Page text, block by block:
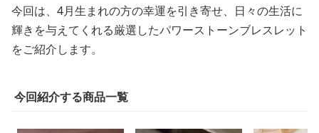
今回は、4月生まれの方の幸運を引き寄せ、日々の生活に
輝きを与えてくれる厳選したパワーストーンブレスレット
をご紹介します。
今回紹介する商品一覧